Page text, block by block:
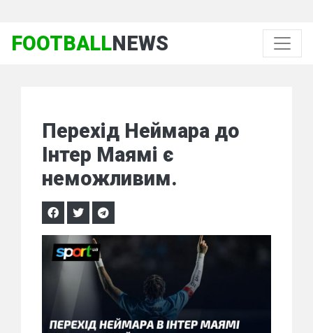
FOOTBALLNEWS
Перехід Неймара до
Інтер Маямі є
неможливим.